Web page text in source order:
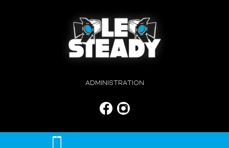
ADMINISTRATION